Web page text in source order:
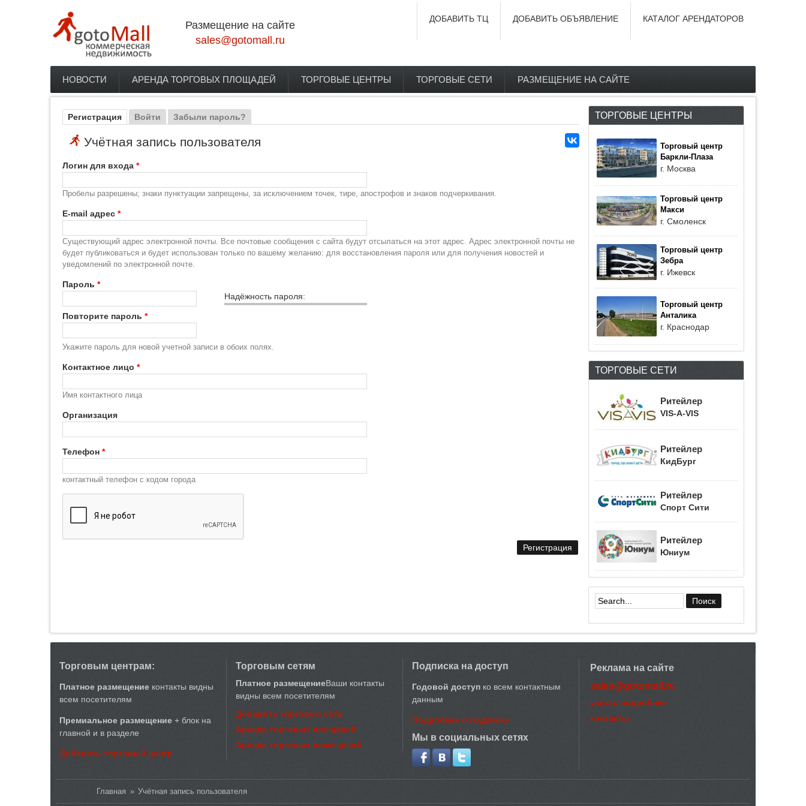
Размещение на сайте
sales@gotomall.ru
КАТАЛОГ АРЕНДАТОРОВ
ДОБАВИТЬ ОБЪЯВЛЕНИЕ
ДОБАВИТЬ ТЦ
Главное меню
НОВОСТИ АРЕНДА ТОРГОВЫХ ПЛОЩАДЕЙ ТОРГОВЫЕ ЦЕНТРЫ ТОРГОВЫЕ СЕТИ РАЗМЕЩЕНИЕ НА САЙТЕ
Главные вкладки
Регистрация (активная вкладка)
Войти Забыли пароль?
Учётная запись пользователя
Логин для входа *
Пробелы разрешены; знаки пунктуации запрещены, за исключением точек, тире, апострофов и знаков подчеркивания.
E-mail адрес *
Существующий адрес электронной почты. Все почтовые сообщения с сайта будут отсылаться на этот адрес. Адрес электронной почты не
будет публиковаться и будет использован только по вашему желанию: для восстановления пароля или для получения новостей и
уведомлений по электронной почте.
Надёжность пароля:
Пароль *
Повторите пароль *
Укажите пароль для новой учетной записи в обоих полях.
Контактное лицо *
Имя контактного лица
Организация
Телефон *
контактный телефон с кодом города
ТОРГОВЫЕ ЦЕНТРЫ
Торговый центр
Баркли-Плаза
г. Москва
Торговый центр
Макси
г. Смоленск
Торговый центр
Зебра
г. Ижевск
Торговый центр
Анталика
г. Краснодар
ТОРГОВЫЕ СЕТИ
Ритейлер
VIS-A-VIS
Ритейлер
КидБург
Ритейлер
Спорт Сити
Ритейлер
Юниум
Форма поиска
Торговым центрам:
Платное размещение контакты видны
всем посетителям
Премиальное размещение + блок на
главной и в разделе
Добавить торговый центр
Торговым сетям
Платное размещениеВаши контакты
видны всем посетителям
Добавить торговую сеть
Аренда торговых площадей
Аренда торговых помещений
Подписка на доступ
Годовой доступ ко всем контактным
данным
Подробнее о подписке
Мы в социальных сетях
Реклама на сайте
sales@gotomall.ru
узнать подробнее
контакты
Главная » Учётная запись пользователя